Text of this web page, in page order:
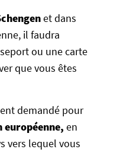
et dans
il faudra
ou une carte
que vous êtes
demandé pour
européenne, en
vers lequel vous